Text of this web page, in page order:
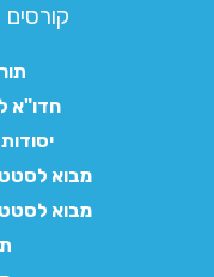
חדו"א
יסודות
מבוא
מבוא